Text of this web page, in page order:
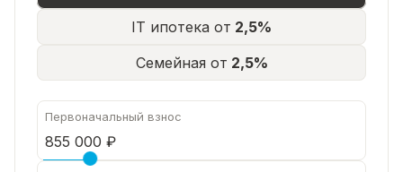
IT ипотека от 2,5%
Семейная от 2,5%
Первоначальный взнос